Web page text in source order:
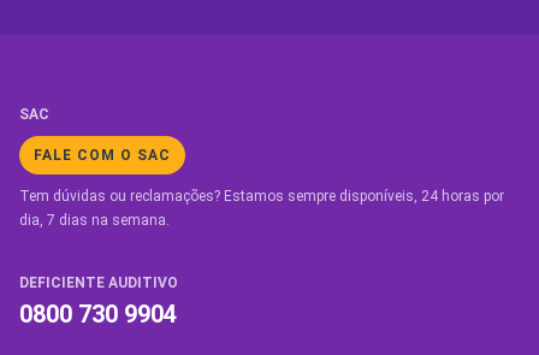
SAC
FALE COM O SAC
Tem dúvidas ou reclamações? Estamos sempre disponíveis, 24 horas por
dia, 7 dias na semana.
DEFICIENTE AUDITIVO
0800 730 9904